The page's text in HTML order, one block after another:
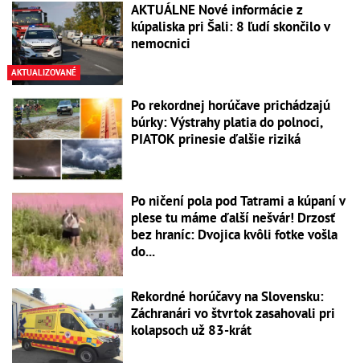
AKTUALIZOVANÉ
AKTUÁLNE Nové informácie z
kúpaliska pri Šali: 8 ľudí skončilo v
nemocnici
Po rekordnej horúčave prichádzajú
búrky: Výstrahy platia do polnoci,
PIATOK prinesie ďalšie riziká
Po ničení pola pod Tatrami a kúpaní v
plese tu máme ďalší nešvár! Drzosť
bez hraníc: Dvojica kvôli fotke vošla
do...
Rekordné horúčavy na Slovensku:
Záchranári vo štvrtok zasahovali pri
kolapsoch už 83-krát